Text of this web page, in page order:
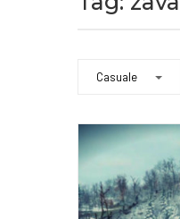
Casuale